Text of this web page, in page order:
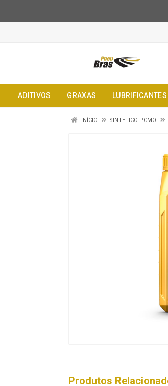
ADITIVOS GRAXAS
INÍCIO SINTETICO PCMO
Produtos